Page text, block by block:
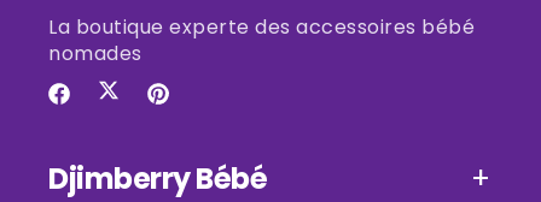
La boutique experte des accessoires bébé
nomades
FacebookTwitterPinterest
Djimberry Bébé